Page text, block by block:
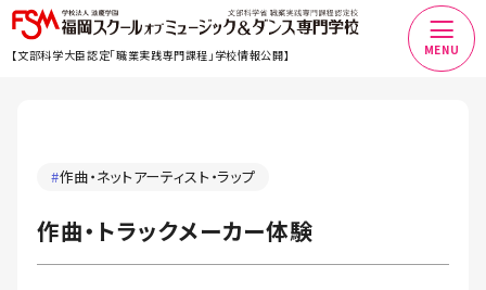
【文部科学大臣認定「職業実践専門課程」学校情報公開】 MENU
#作曲・ネットアーティスト・ラップ
作曲・トラックメーカー体験